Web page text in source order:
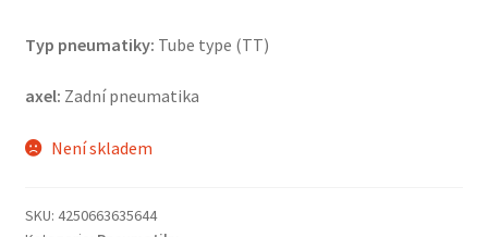
Typ pneumatiky: Tube type (TT)
axel: Zadní pneumatika
Není skladem
SKU: 4250663635644